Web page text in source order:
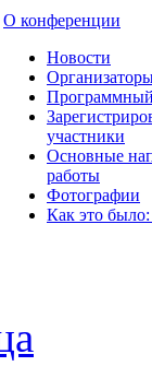
О конференции
Новости
участники
Основные
работы
Фотографии
Как это